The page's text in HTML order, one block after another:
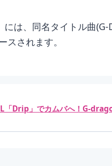
は、同名タイトル曲
スされます。
Drip」でカムバへ！G-